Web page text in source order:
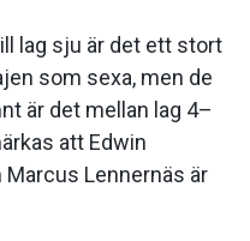
lag sju är det ett stort
som sexa, men de
är det mellan lag 4–
att Edwin
Lennernäs är